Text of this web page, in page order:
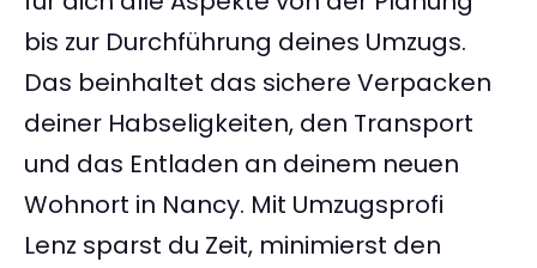
bis zur Durchführung deines Umzugs.
Das beinhaltet das sichere Verpacken
deiner Habseligkeiten, den Transport
und das Entladen an deinem neuen
Wohnort in Nancy. Mit Umzugsprofi
Lenz sparst du Zeit, minimierst den